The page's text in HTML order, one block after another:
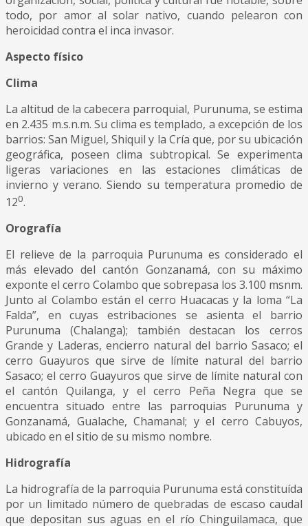
todo, por amor al solar nativo, cuando pelearon con
heroicidad contra el inca invasor.
Aspecto físico
Clima
La altitud de la cabecera parroquial, Purunuma, se estima
en 2.435 m.s.n.m. Su clima es templado, a excepción de los
barrios: San Miguel, Shiquil y la Cría que, por su ubicación
geográfica, poseen clima subtropical. Se experimenta
ligeras variaciones en las estaciones climáticas de
invierno y verano. Siendo su temperatura promedio de
120.
Orografía
El relieve de la parroquia Purunuma es considerado el
más elevado del cantón Gonzanamá, con su máximo
exponte el cerro Colambo que sobrepasa los 3.100 msnm.
Junto al Colambo están el cerro Huacacas y la loma “La
Falda”, en cuyas estribaciones se asienta el barrio
Purunuma (Chalanga); también destacan los cerros
Grande y Laderas, encierro natural del barrio Sasaco; el
cerro Guayuros que sirve de límite natural del barrio
Sasaco; el cerro Guayuros que sirve de límite natural con
el cantón Quilanga, y el cerro Peña Negra que se
encuentra situado entre las parroquias Purunuma y
Gonzanamá, Gualache, Chamanal; y el cerro Cabuyos,
ubicado en el sitio de su mismo nombre.
Hidrografía
La hidrografía de la parroquia Purunuma está constituída
por un limitado número de quebradas de escaso caudal
que depositan sus aguas en el río Chinguilamaca, que